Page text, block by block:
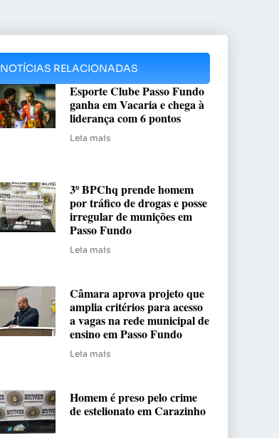
NOTÍCIAS RELACIONADAS
Esporte Clube Passo Fundo
ganha em Vacaria e chega à
liderança com 6 pontos
Leia mais
3º BPChq prende homem
por tráfico de drogas e posse
irregular de munições em
Passo Fundo
Leia mais
Câmara aprova projeto que
amplia critérios para acesso
a vagas na rede municipal de
ensino em Passo Fundo
Leia mais
Homem é preso pelo crime
de estelionato em Carazinho